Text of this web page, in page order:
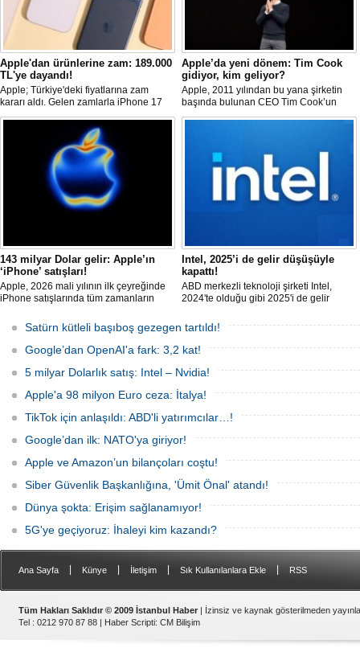
Apple'dan ürünlerine zam: 189.000
TL'ye dayandı!
Apple; Türkiye'deki fiyatlarına zam
kararı aldı. Gelen zamlarla iPhone 17
serisinin giriş modeli; 60.000 TL'ye
dayanırken, Pro Max 189.000 TL
sınırına ulaştı. Fiyat artışları AirPods ve
diğer Apple ürünlerine de yansıdı.
Apple’da yeni dönem: Tim Cook
gidiyor, kim geliyor?
Apple, 2011 yılından bu yana şirketin
başında bulunan CEO Tim Cook’un
görevinden ayrılacağını duyurdu.
geçecek. Cook, Yönetim Kurulu Başkanı
olarak görevine devam edecek.
143 milyar Dolar gelir: Apple’ın
‘iPhone’ satışları!
Apple, 2026 mali yılının ilk çeyreğinde
iPhone satışlarında tüm zamanların
milyar Dolar'a yükseldi.
Intel, 2025’i de gelir düşüşüyle
kapattı!
ABD merkezli teknoloji şirketi Intel,
2024'te olduğu gibi 2025'i de gelir
çeyreğinde gelirinin yüzde dört
düştüğünü bildirdi.
Satürn kütleli başıboş gezegen tartıldı!
Google’dan OpenAI'a fark: 3,2 kat!
5 milyar Dolarlık satış: Intel – Nvidia!
Apple'a 98 milyon Euro ceza: İtalya!
TikTok için anlaşıldı: ABD'li yatırımcılar…!
Google’dan ilk: NATO'ya giriyor!
Apple ve Amazon’un bilançoları coştu!
Siber Güvenlik Başkanlığına, 'Ümit Önal' atandı!
Dünya şokta: Erişim sağlanamıyor!
5G'ye geçiyoruz: İhaleyi kim kazandı?
Ana Sayfa Künye İletişim Sık Kullanılanlara Ekle RSS
Tüm Hakları Saklıdır © 2009 İstanbul Haber | İzinsiz ve kaynak gösterilmeden
Tel : 0212 970 87 88 | Haber Scripti: CM Bilişim